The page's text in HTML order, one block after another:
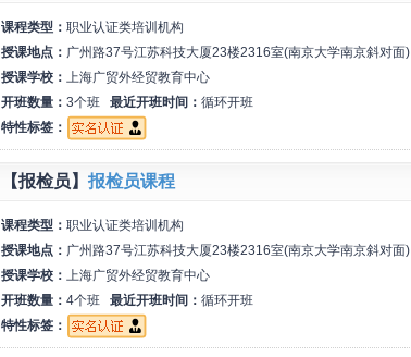
课程类型： 职业认证类培训机构
授课地点： 广州路37号江苏科技大厦23楼2316室(南京大学南京斜对面)
授课学校：
上海广贸外经贸教育中心
开班数量： 3个班 最近开班时间： 循环开班
特性标签：
【报检员】 报检员课程
课程类型： 职业认证类培训机构
授课地点： 广州路37号江苏科技大厦23楼2316室(南京大学南京斜对面)
授课学校：
上海广贸外经贸教育中心
开班数量： 4个班 最近开班时间： 循环开班
特性标签：